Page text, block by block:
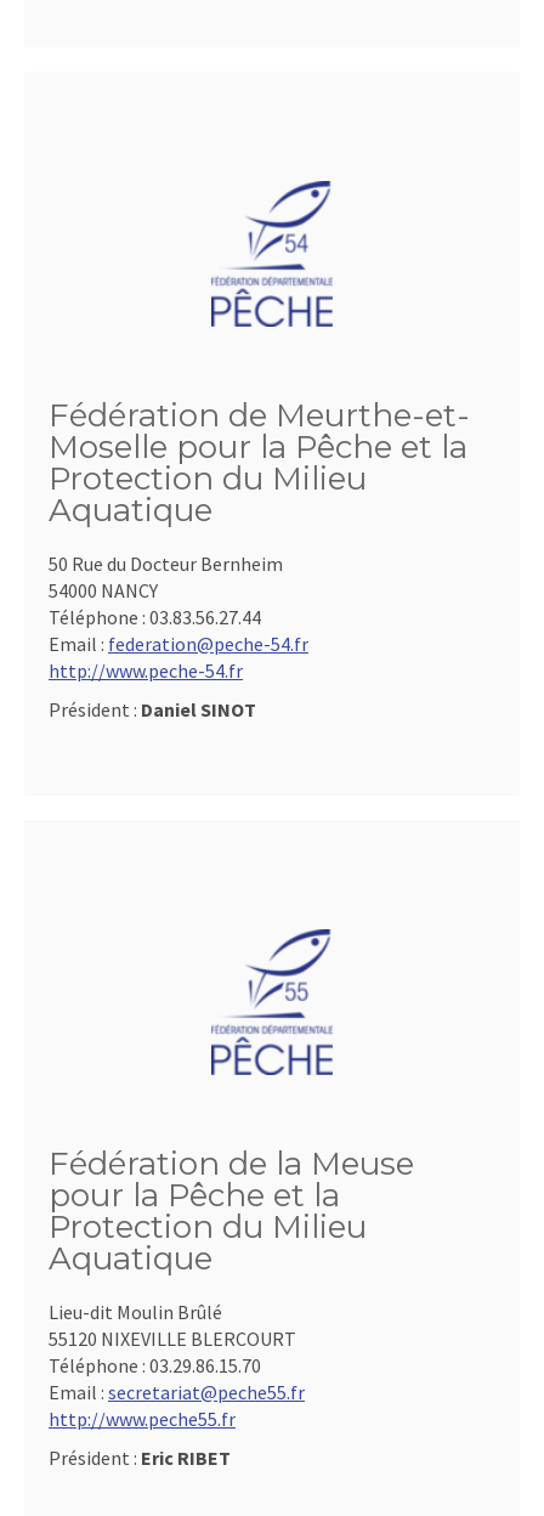
Fédération de Meurthe-et-
Moselle pour la Pêche et la
Protection du Milieu
Aquatique
50 Rue du Docteur Bernheim
54000 NANCY
Téléphone : 03.83.56.27.44
Email : federation@peche-54.fr
http://www.peche-54.fr
Président : Daniel SINOT
Fédération de la Meuse
pour la Pêche et la
Protection du Milieu
Aquatique
Lieu-dit Moulin Brûlé
55120 NIXEVILLE BLERCOURT
Téléphone : 03.29.86.15.70
Email : secretariat@peche55.fr
http://www.peche55.fr
Président : Eric RIBET